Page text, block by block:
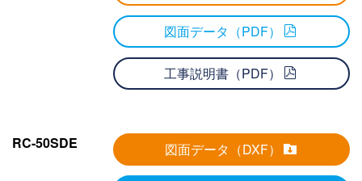
図面データ（PDF）
工事説明書（PDF）
RC-50SDE 図面データ（DXF）